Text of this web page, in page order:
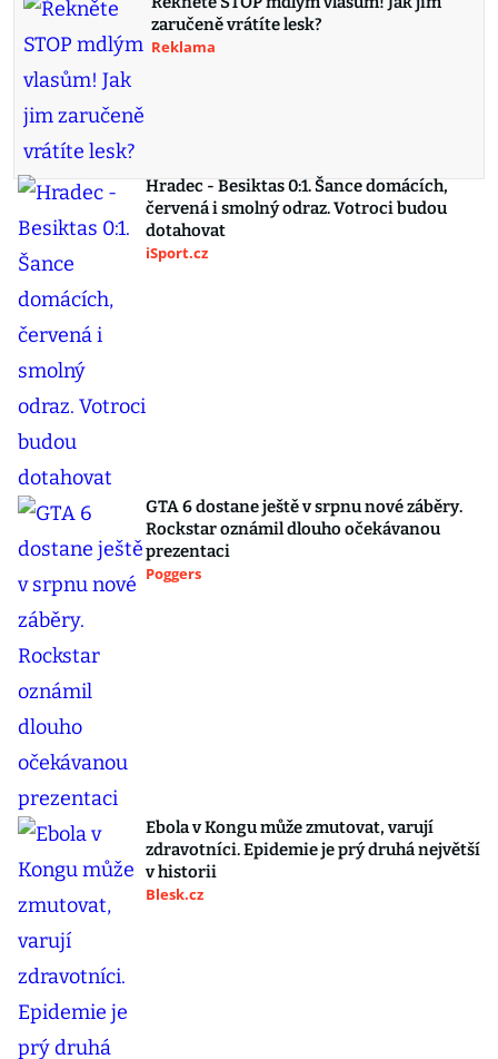
zaručeně vrátíte lesk?
Reklama
Hradec - Besiktas 0:1. Šance domácích,
červená i smolný odraz. Votroci budou
dotahovat
iSport.cz
GTA 6 dostane ještě v srpnu nové záběry.
Rockstar oznámil dlouho očekávanou
prezentaci
Poggers
Ebola v Kongu může zmutovat, varují
zdravotníci. Epidemie je prý druhá největší
v historii
Blesk.cz